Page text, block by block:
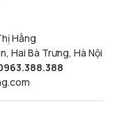
Hằng
Hai Bà Trưng, Hà Nội